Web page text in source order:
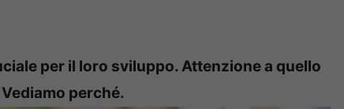
per il loro sviluppo. Attenzione a quello
perché.